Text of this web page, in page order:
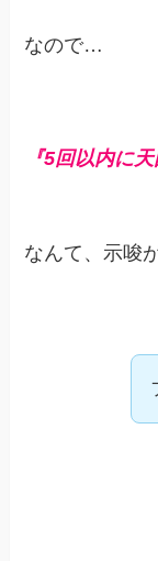
なので…
『5回以内に
なんて、示唆